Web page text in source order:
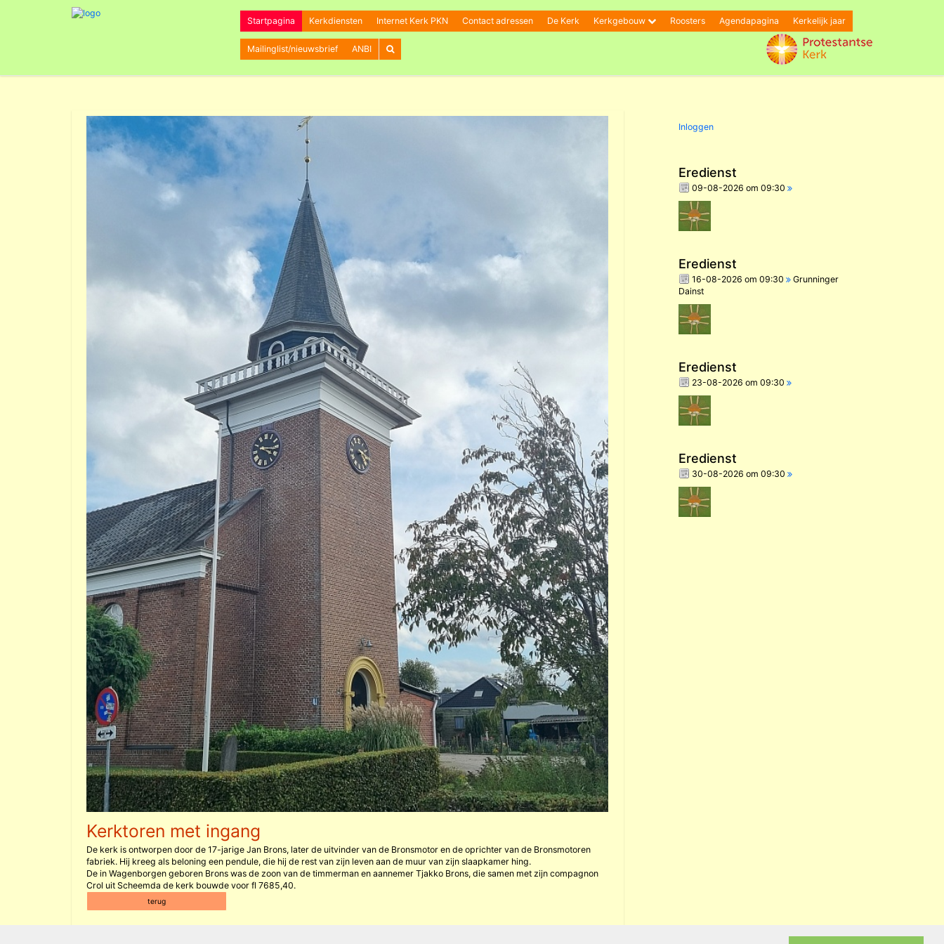
Startpagina Kerkdiensten Internet Kerk PKN Contact adressen De Kerk Kerkgebouw Roosters Agendapagina Kerkelijk jaar
Mailinglist/nieuwsbrief ANBI
Kerktoren met ingang
De kerk is ontworpen door de 17-jarige Jan Brons, later de uitvinder van de Bronsmotor en de oprichter van de Bronsmotoren
fabriek. Hij kreeg als beloning een pendule, die hij de rest van zijn leven aan de muur van zijn slaapkamer hing.
De in Wagenborgen geboren Brons was de zoon van de timmerman en aannemer Tjakko Brons, die samen met zijn compagnon
Crol uit Scheemda de kerk bouwde voor fl 7685,40.
terug
Inloggen
Eredienst
09-08-2026 om 09:30
Eredienst
16-08-2026 om 09:30
Grunninger
Dainst
Eredienst
23-08-2026 om 09:30
Eredienst
30-08-2026 om 09:30